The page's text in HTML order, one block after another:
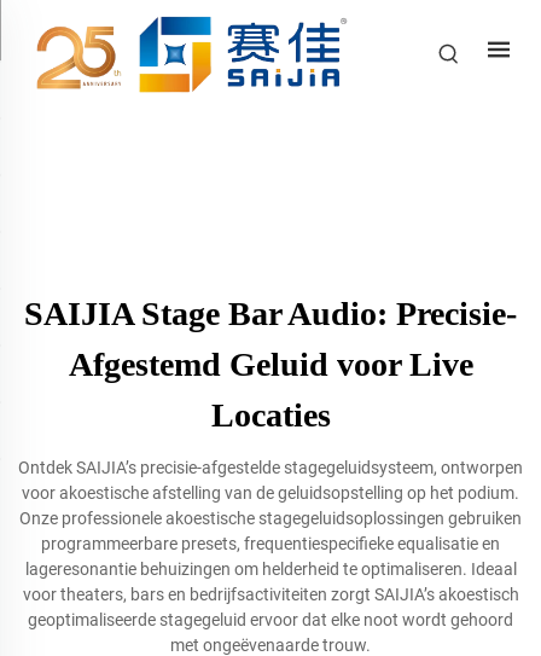
SAIJIA Stage Bar Audio: Precisie-
Afgestemd Geluid voor Live
Locaties
Ontdek SAIJIA’s precisie-afgestelde stagegeluidsysteem, ontworpen
voor akoestische afstelling van de geluidsopstelling op het podium.
Onze professionele akoestische stagegeluidsoplossingen gebruiken
programmeerbare presets, frequentiespecifieke equalisatie en
lageresonantie behuizingen om helderheid te optimaliseren. Ideaal
voor theaters, bars en bedrijfsactiviteiten zorgt SAIJIA’s akoestisch
geoptimaliseerde stagegeluid ervoor dat elke noot wordt gehoord
met ongeëvenaarde trouw.